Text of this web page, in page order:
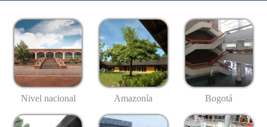
Nivel nacional Amazonía Bogotá